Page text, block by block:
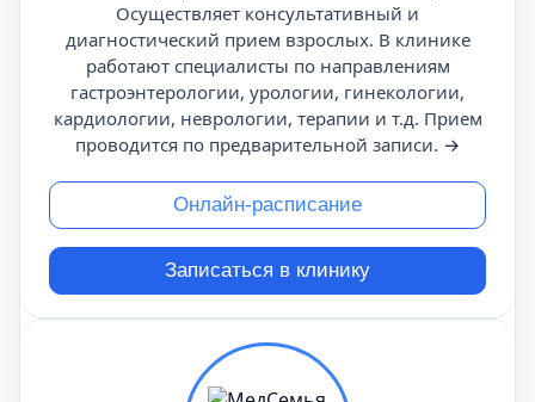
Осуществляет консультативный и
диагностический прием взрослых. В клинике
работают специалисты по направлениям
гастроэнтерологии, урологии, гинекологии,
кардиологии, неврологии, терапии и т.д. Прием
проводится по предварительной записи. →
Онлайн-расписание
Записаться в клинику